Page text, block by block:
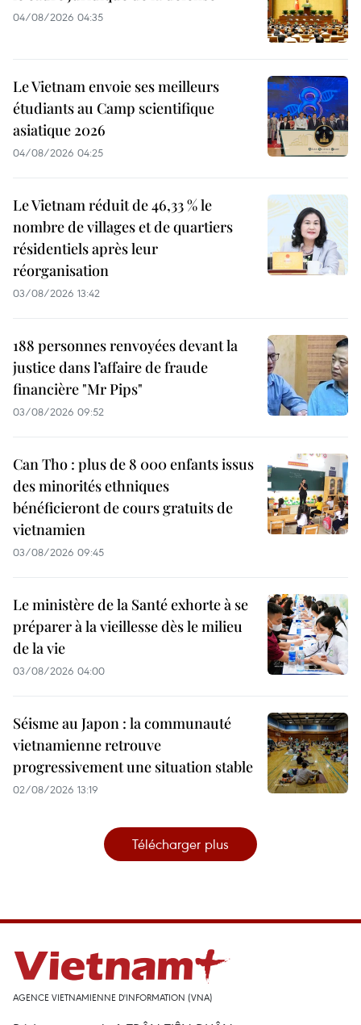
04/08/2026 04:35
Le Vietnam envoie ses meilleurs
étudiants au Camp scientifique
asiatique 2026
04/08/2026 04:25
Le Vietnam réduit de 46,33 % le
nombre de villages et de quartiers
résidentiels après leur
réorganisation
03/08/2026 13:42
188 personnes renvoyées devant la
justice dans l’affaire de fraude
financière "Mr Pips"
03/08/2026 09:52
Can Tho : plus de 8 000 enfants issus
des minorités ethniques
bénéficieront de cours gratuits de
vietnamien
03/08/2026 09:45
Le ministère de la Santé exhorte à se
préparer à la vieillesse dès le milieu
de la vie
03/08/2026 04:00
Séisme au Japon : la communauté
vietnamienne retrouve
progressivement une situation stable
02/08/2026 13:19
Télécharger plus
AGENCE VIETNAMIENNE D'INFORMATION (VNA)